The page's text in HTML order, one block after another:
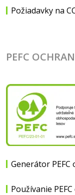
Požiadavky na
PEFC
Generátor
Používanie